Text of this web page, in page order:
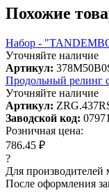
Похожие
Набор -
Уточняйте наличие
Артикул:
Продольный релинг
Уточняйте наличие
Артикул:
Заводской код:
Розничная цена:
786.45 ₽
?
Для
После оформления